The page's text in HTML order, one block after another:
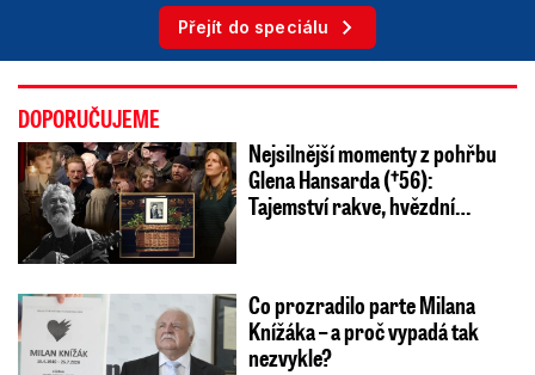
Přejít do speciálu
DOPORUČUJEME
Nejsilnější momenty z pohřbu
Glena Hansarda (†56):
Tajemství rakve, hvězdní…
Co prozradilo parte Milana
Knížáka – a proč vypadá tak
nezvykle?